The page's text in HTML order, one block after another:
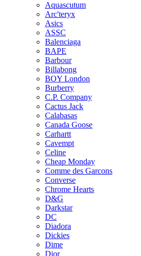
Aquascutum
Arc'teryx
Asics
ASSC
Balenciaga
BAPE
Barbour
Billabong
BOY London
Burberry
C.P. Company
Cactus Jack
Calabasas
Canada Goose
Carhartt
Cavempt
Celine
Cheap Monday
Comme des Garcons
Converse
Chrome Hearts
D&G
Darkstar
DC
Diadora
Dickies
Dime
Dior